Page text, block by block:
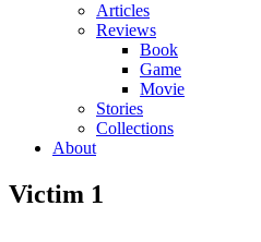
Articles
Reviews
Book
Game
Movie
Stories
Collections
About
Victim 1